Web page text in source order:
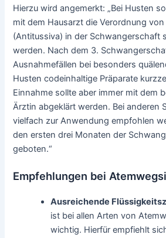
Hierzu wird angemerkt: „Bei Husten
mit dem Hausarzt die Verordnung
(Antitussiva) in der Schwangerschaft
werden. Nach dem 3.
Ausnahmefällen bei besonders
Husten codeinhaltige Präparate
Einnahme sollte aber immer mit dem
Ärztin abgeklärt werden. Bei anderen
vielfach zur Anwendung empfohlen
den ersten drei Monaten der
geboten.“
Empfehlungen bei
Ausreichende
ist bei allen Arten von
wichtig. Hierfür empfiehlt